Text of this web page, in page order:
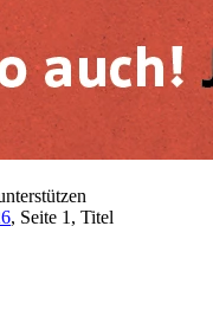
, Seite 1, Titel